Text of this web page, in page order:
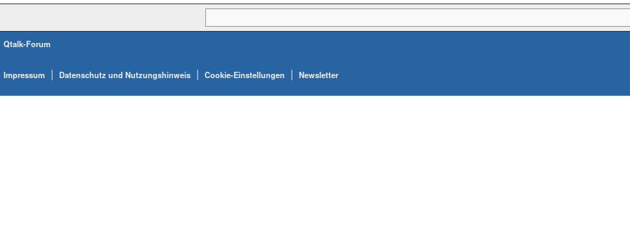
Qtalk-Forum
Impressum | Datenschutz und Nutzungshinweis | Cookie-Einstellungen | Newsletter